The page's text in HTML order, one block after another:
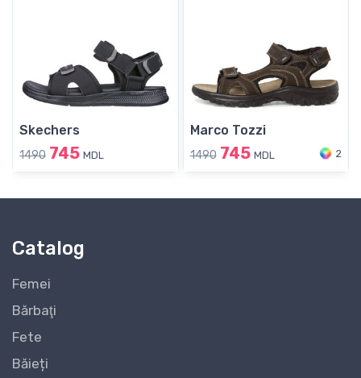
Skechers
1490 745 MDL
Marco Tozzi
1490 745 MDL 2
Catalog
Femei
Bărbaţi
Fete
Băieți